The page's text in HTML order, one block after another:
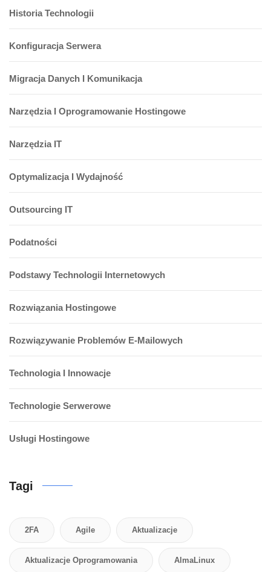
Historia Technologii
Konfiguracja Serwera
Migracja Danych I Komunikacja
Narzędzia I Oprogramowanie Hostingowe
Narzędzia IT
Optymalizacja I Wydajność
Outsourcing IT
Podatności
Podstawy Technologii Internetowych
Rozwiązania Hostingowe
Rozwiązywanie Problemów E-Mailowych
Technologia I Innowacje
Technologie Serwerowe
Usługi Hostingowe
Tagi
2FA Agile Aktualizacje
Aktualizacje Oprogramowania AlmaLinux